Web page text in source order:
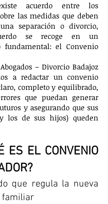
acuerdo entre los
las medidas que deben
separación o divorcio,
se recoge en un
fundamental: el Convenio
– Divorcio Badajoz
a redactar un convenio
completo y equilibrado,
que puedan generar
y asegurando que sus
los de sus hijos) queden
ES EL CONVENIO
que regula la nueva
familiar